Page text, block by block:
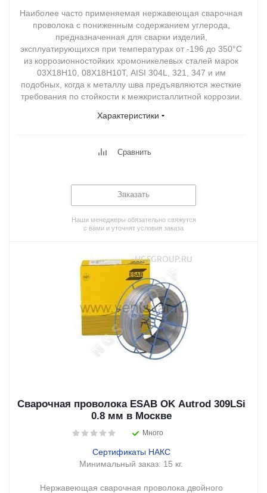
Наиболее часто применяемая нержавеющая сварочная
проволока с пониженным содержанием углерода,
предназначенная для сварки изделий,
эксплуатирующихся при температурах от -196 до 350°С
из коррозионностойких хромоникелевых сталей марок
03Х18Н10, 08Х18Н10Т, AISI 304L, 321, 347 и им
подобных, когда к металлу шва предъявляются жесткие
требования по стойкости к межкристаллитной коррозии.
Характеристики
Сравнить
Заказать
Наши менеджеры обязательно свяжутся
с вами и уточнят условия заказа
Сварочная проволока ESAB OK Autrod 309LSi
0.8 мм в Москве
Много
Сертификаты НАКС
Минимальный заказ: 15 кг.
Нержавеющая сварочная проволока двойного